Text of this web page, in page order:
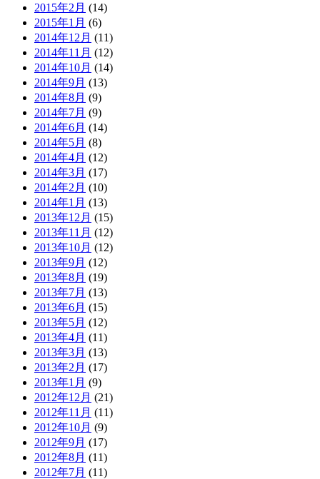
2015年2月 (14)
2015年1月 (6)
2014年12月 (11)
2014年11月 (12)
2014年10月 (14)
2014年9月 (13)
2014年8月 (9)
2014年7月 (9)
2014年6月 (14)
2014年5月 (8)
2014年4月 (12)
2014年3月 (17)
2014年2月 (10)
2014年1月 (13)
2013年12月 (15)
2013年11月 (12)
2013年10月 (12)
2013年9月 (12)
2013年8月 (19)
2013年7月 (13)
2013年6月 (15)
2013年5月 (12)
2013年4月 (11)
2013年3月 (13)
2013年2月 (17)
2013年1月 (9)
2012年12月 (21)
2012年11月 (11)
2012年10月 (9)
2012年9月 (17)
2012年8月 (11)
2012年7月 (11)